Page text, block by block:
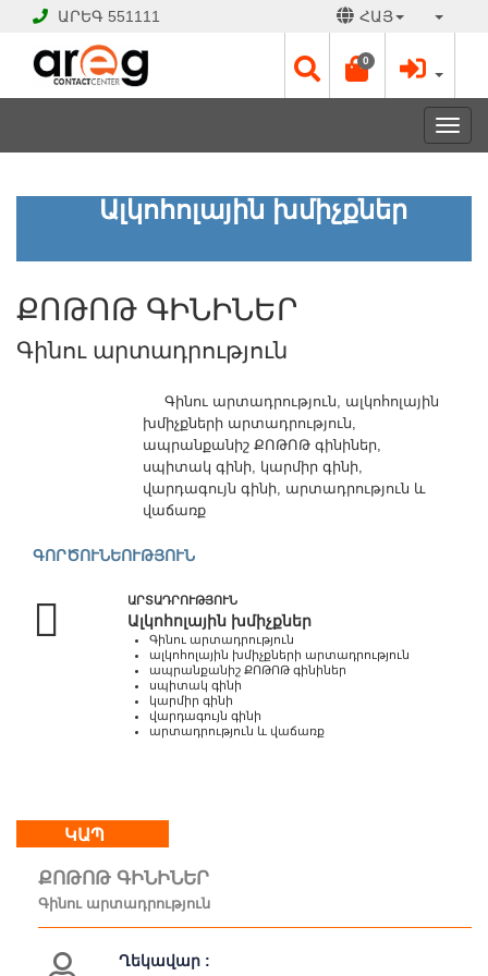
ԱՐԵԳ 551111 ՀԱՅ
0
ՔՈԹՈԹ
Է
մասին
Գործունեություն
Քարտեզ
Ալկոհոլային խմիչքներ
ՔՈԹՈԹ ԳԻՆԻՆԵՐ
Գինու արտադրություն
Գինու արտադրություն, ալկոհոլային
խմիչքների արտադրություն,
ապրանքանիշ ՔՈԹՈԹ գինիներ,
սպիտակ գինի, կարմիր գինի,
վարդագույն գինի, արտադրություն և
վաճառք
ԳՈՐԾՈՒՆԵՈՒԹՅՈՒՆ
ԱՐՏԱԴՐՈՒԹՅՈՒՆ
Ալկոհոլային խմիչքներ
Գինու արտադրություն
ալկոհոլային խմիչքների արտադրություն
ապրանքանիշ ՔՈԹՈԹ գինիներ
սպիտակ գինի
կարմիր գինի
վարդագույն գինի
արտադրություն և վաճառք
ԿԱՊ
ՔՈԹՈԹ ԳԻՆԻՆԵՐ
Գինու արտադրություն
Ղեկավար :